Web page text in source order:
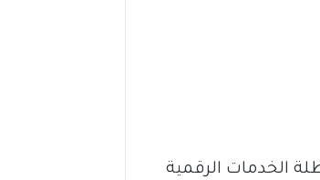
الخدمات الرقمية